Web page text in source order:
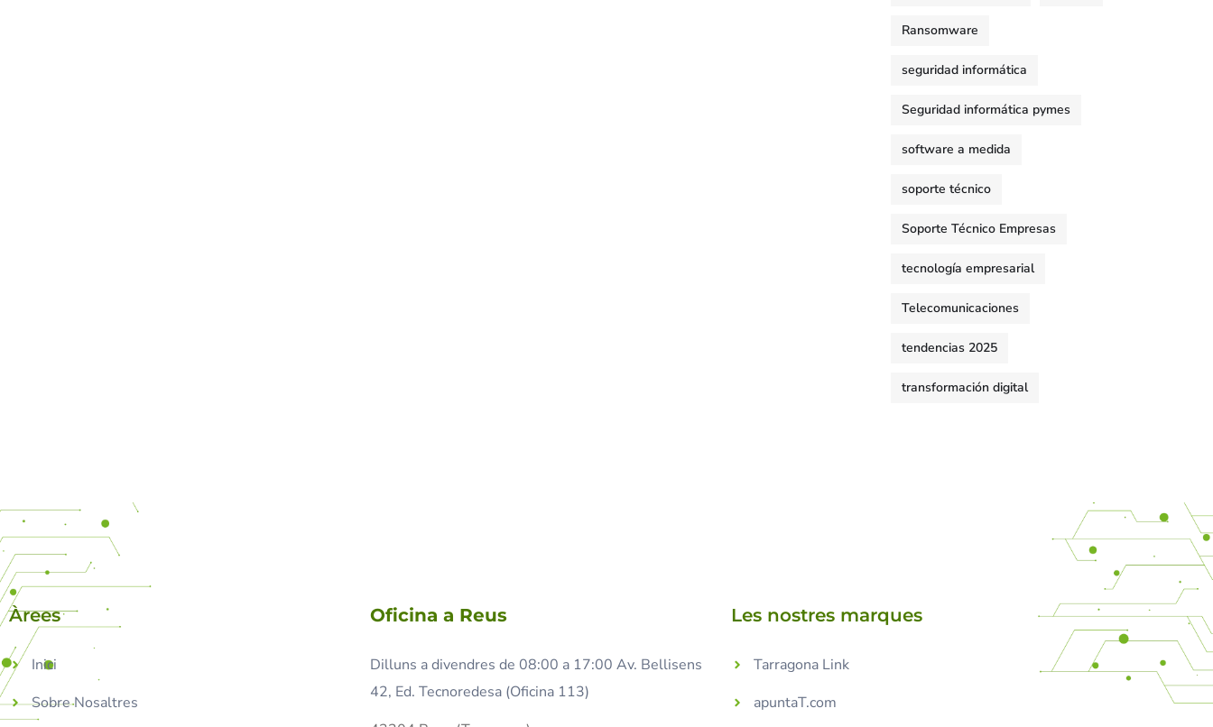
Ransomware
seguridad informática
Seguridad informática pymes
software a medida
soporte técnico
Soporte Técnico Empresas
tecnología empresarial
Telecomunicaciones
tendencias 2025
transformación digital
Àrees
Inici
Sobre Nosaltres
Oficina a Reus
Dilluns a divendres de 08:00 a 17:00 Av. Bellisens
42, Ed. Tecnoredesa (Oficina 113)
Les nostres marques
Tarragona Link
apuntaT.com